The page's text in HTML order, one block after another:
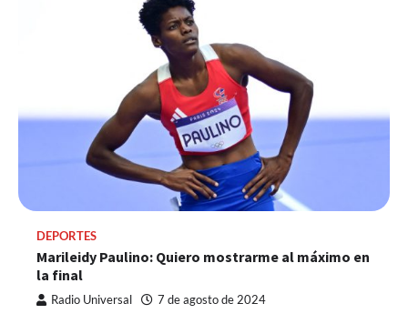
DEPORTES
Marileidy Paulino: Quiero mostrarme al máximo en
la final
Radio Universal 7 de agosto de 2024